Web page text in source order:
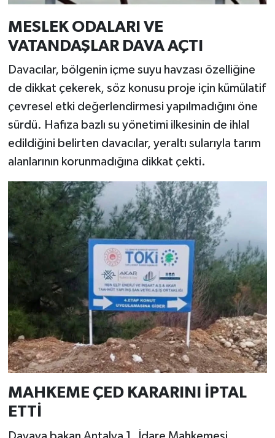
MESLEK ODALARI VE
VATANDAŞLAR DAVA AÇTI
Davacılar, bölgenin içme suyu havzası özelliğine
de dikkat çekerek, söz konusu proje için kümülatif
çevresel etki değerlendirmesi yapılmadığını öne
sürdü. Hafıza bazlı su yönetimi ilkesinin de ihlal
edildiğini belirten davacılar, yeraltı sularıyla tarım
alanlarının korunmadığına dikkat çekti.
MAHKEME ÇED KARARINI İPTAL
ETTİ